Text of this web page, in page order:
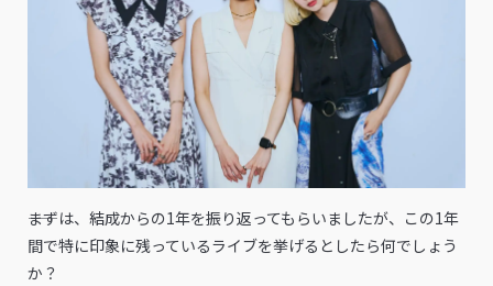
――まずは、結成からの1年を振り返ってもらいましたが、この1年
間で特に印象に残っているライブを挙げるとしたら何でしょう
か？